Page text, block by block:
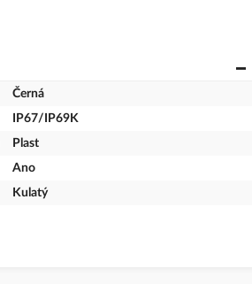
Černá
IP67/IP69K
Plast
Ano
Kulatý